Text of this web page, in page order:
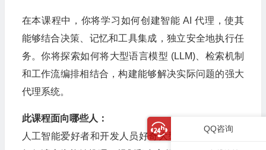
在本课程中，你将学习如何创建智能 AI 代理，使其
能够结合决策、记忆和工具集成，独立安全地执行任
务。你将探索如何将大型语言模型 (LLM)、检索机制
和工作流编排相结合，构建能够解决实际问题的强大
代理系统。
此课程面向哪些人：
人工智能爱好者和开发人员好奇大型语言模型 (LLM)
QQ咨询